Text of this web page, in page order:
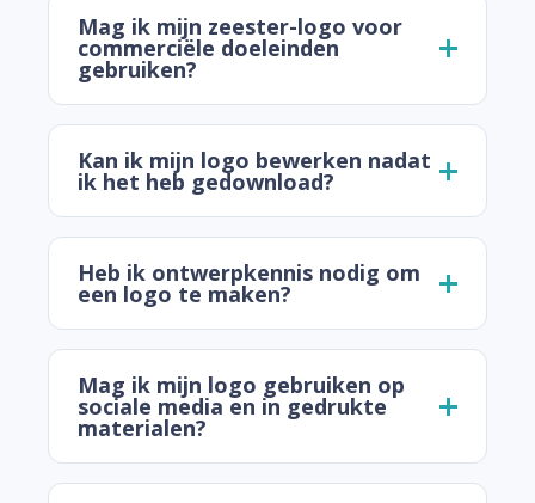
Mag ik mijn zeester-logo voor
commerciële doeleinden
gebruiken?
Kan ik mijn logo bewerken nadat
ik het heb gedownload?
Heb ik ontwerpkennis nodig om
een logo te maken?
Mag ik mijn logo gebruiken op
sociale media en in gedrukte
materialen?